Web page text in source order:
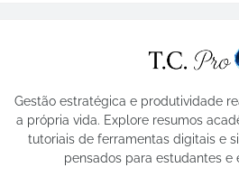
Gestão estratégica e produtividade
a própria vida. Explore resumos
tutoriais de ferramentas digitais e
pensados para estudantes e